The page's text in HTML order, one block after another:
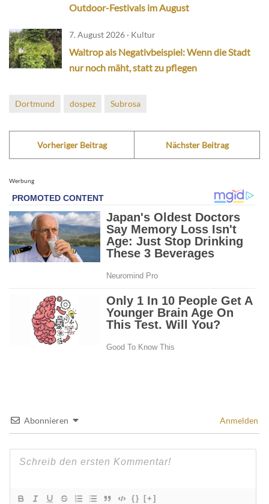
Outdoor-Festivals im August
7. August 2026 · Kultur
Waltrop als Negativbeispiel: Wenn die Stadt
nur noch mäht, statt zu pflegen
Dortmund dospez Subrosa
Vorheriger Beitrag Nächster Beitrag
Werbung
Abonnieren Anmelden
{} [+]